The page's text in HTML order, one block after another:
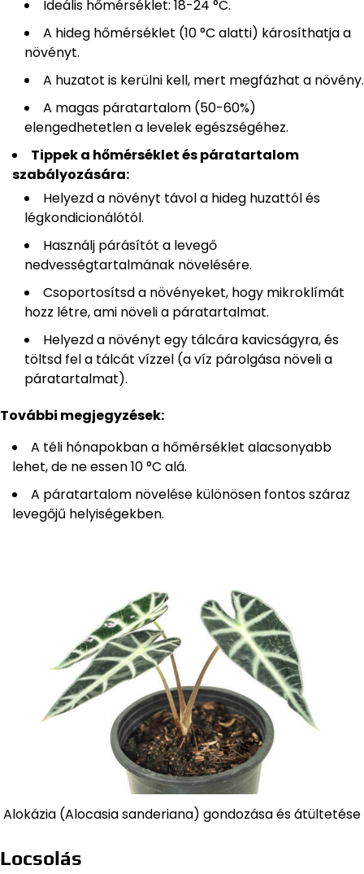
Ideális hőmérséklet: 18-24 °C.
A hideg hőmérséklet (10 °C alatti) károsíthatja a
növényt.
A huzatot is kerülni kell, mert megfázhat a növény.
A magas páratartalom (50-60%)
elengedhetetlen a levelek egészségéhez.
Tippek a hőmérséklet és páratartalom
szabályozására:
Helyezd a növényt távol a hideg huzattól és
légkondicionálótól.
Használj párásítót a levegő
nedvességtartalmának növelésére.
Csoportosítsd a növényeket, hogy mikroklímát
hozz létre, ami növeli a páratartalmat.
Helyezd a növényt egy tálcára kavicságyra, és
töltsd fel a tálcát vízzel (a víz párolgása növeli a
páratartalmat).
További megjegyzések:
A téli hónapokban a hőmérséklet alacsonyabb
lehet, de ne essen 10 °C alá.
A páratartalom növelése különösen fontos száraz
levegőjű helyiségekben.
Alokázia (Alocasia sanderiana) gondozása és átültetése
Locsolás